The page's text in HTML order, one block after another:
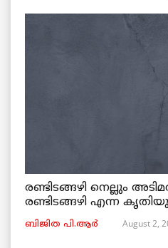
രണ്ടിടങ്ങഴി നെല്ലും
രണ്ടിടങ്ങഴി എന്ന
ബിജിത പി.ആർ August 2,